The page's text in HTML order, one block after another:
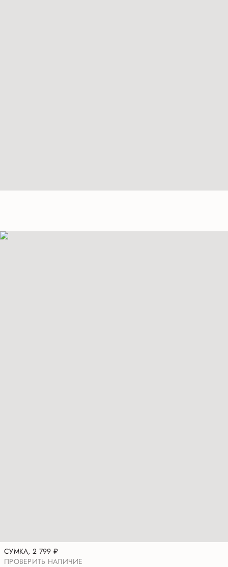
СУМКА, 2 799 ₽
ПРОВЕРИТЬ НАЛИЧИЕ